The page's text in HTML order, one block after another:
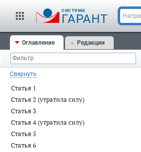
cистема
ГАРАНТ
Оглавление Редакции
Свернуть
Статья 1
Статья 2 (утратила силу)
Статья 3
Статья 4 (утратила силу)
Статья 5
Статья 6